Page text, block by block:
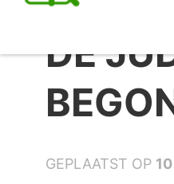
DE
GEPLAATST OP